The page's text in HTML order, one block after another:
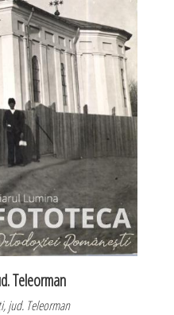
Teleorman
jud. Teleorman